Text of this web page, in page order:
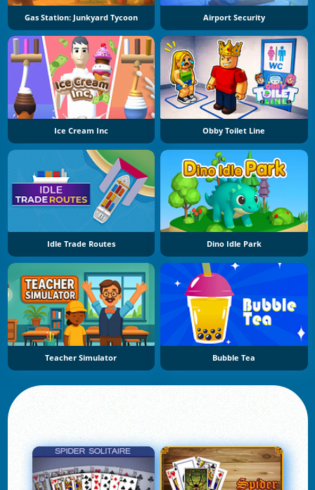
Gas Station: Junkyard Tycoon Airport Security
Ice Cream Inc Obby Toilet Line
Idle Trade Routes Dino Idle Park
Teacher Simulator Bubble Tea